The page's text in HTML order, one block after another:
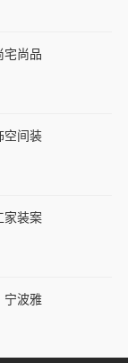
宅尚品
空间装
家装案
宁波雅